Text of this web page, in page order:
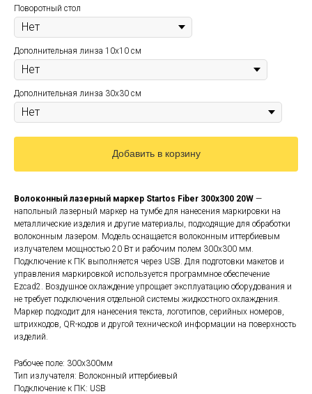
Поворотный стол
Дополнительная линза 10х10 см
Дополнительная линза 30х30 см
Добавить в корзину
Волоконный лазерный маркер Startos Fiber 300x300 20W —
напольный лазерный маркер на тумбе для нанесения маркировки на
металлические изделия и другие материалы, подходящие для обработки
волоконным лазером. Модель оснащается волоконным иттербиевым
излучателем мощностью 20 Вт и рабочим полем 300x300 мм.
Подключение к ПК выполняется через USB. Для подготовки макетов и
управления маркировкой используется программное обеспечение
Ezcad2. Воздушное охлаждение упрощает эксплуатацию оборудования и
не требует подключения отдельной системы жидкостного охлаждения.
Маркер подходит для нанесения текста, логотипов, серийных номеров,
штрихкодов, QR-кодов и другой технической информации на поверхность
изделий.
Рабочее поле: 300x300мм
Тип излучателя: Волоконный иттербиевый
Подключение к ПК: USB